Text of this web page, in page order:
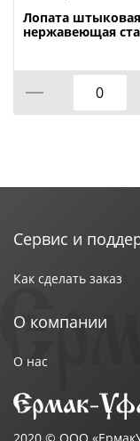
Лопата штыковая
нержавеющая
Сервис и
Как сделать заказ
О компании
О нас